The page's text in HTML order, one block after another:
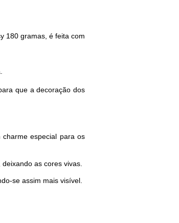
180 gramas, é feita com
que a decoração dos
especial para os
as cores vivas.
se assim mais visível.